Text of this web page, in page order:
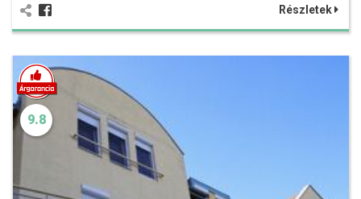
Részletek
9.8